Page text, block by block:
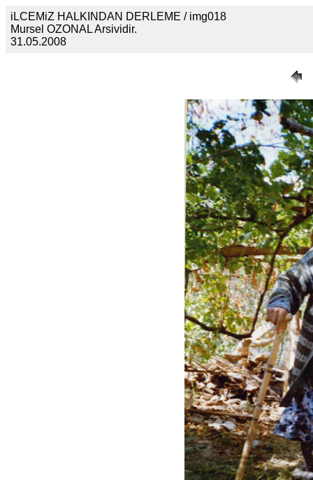
iLCEMiZ HALKINDAN DERLEME / img018
Mursel OZONAL Arsividir.
31.05.2008